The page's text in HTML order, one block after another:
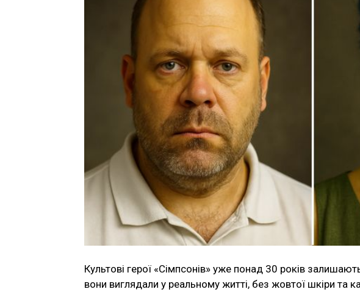
Культові герої «Сімпсонів» уже понад 30 років
вони виглядали у реальному житті, без жовтої шкіри та